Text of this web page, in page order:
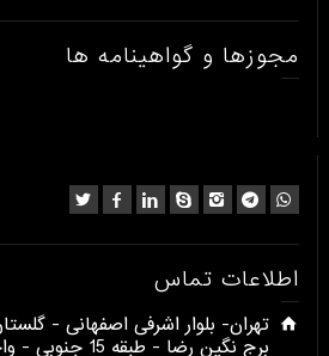
مجوزها و گواهینامه ها
اطلاعات تماس
برج نگین رضا - طبقه 15 جنوبی - واحد 1505​